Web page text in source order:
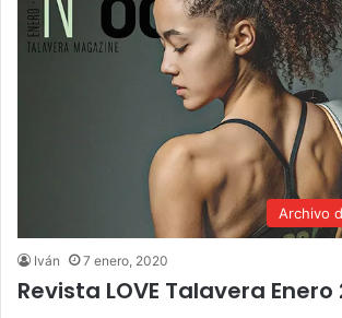
Archivo
Iván 7 enero, 2020
Revista LOVE Talavera Enero